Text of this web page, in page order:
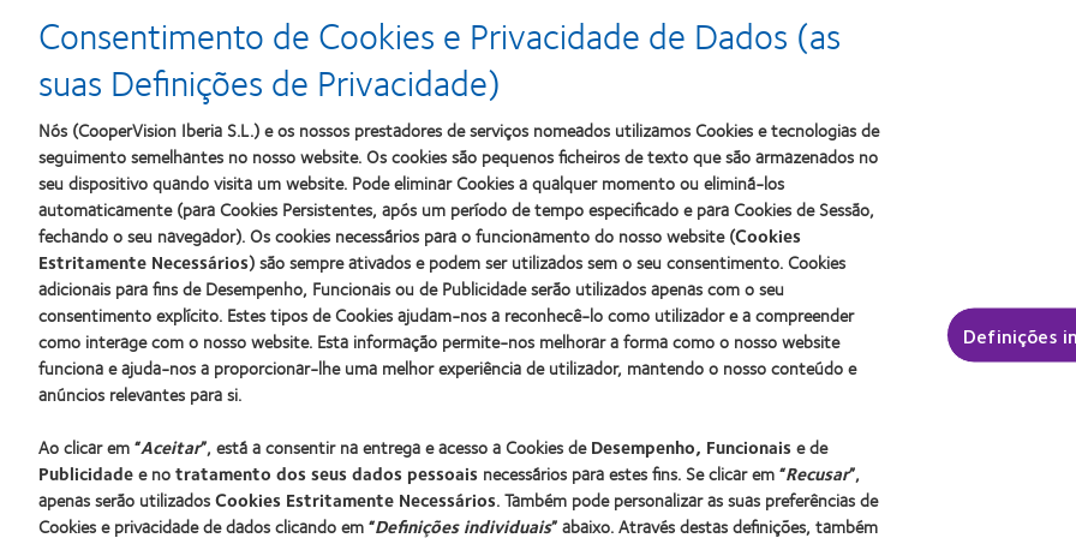
Learn
about
Silmo
d’Or
para
o
melhor
produto
com
MyDay™
(2013)
Learn
more
about
do
Ano
para
Lentes
de
Contacto
(2013)
Learn
more
about
&
2010
Melhores
Empresas
para
Líderes
(2012)
Learn
Best
Factory
Awards
(2011)
Learn
ODMA
2011
(2011)
Os nossos produtos
Tecnologia de lentes de contacto
Encontre as suas lentes
Procurar um centro
Lentes de contacto e a visão
Novo utilizador
Utilizador experiente
Sobre a CooperVision
Carreiras na CooperVision
Consentimento de Cookies e Privacidade de Dados (as
suas Definições de Privacidade)
Nós (CooperVision Iberia S.L.) e os nossos prestadores de serviços nomeados utilizamos Cookies e tecnologias de
seguimento semelhantes no nosso website. Os cookies são pequenos ficheiros de texto que são armazenados no
seu dispositivo quando visita um website. Pode eliminar Cookies a qualquer momento ou eliminá-los
automaticamente (para Cookies Persistentes, após um período de tempo especificado e para Cookies de Sessão,
fechando o seu navegador). Os cookies necessários para o funcionamento do nosso website (Cookies
Estritamente Necessários) são sempre ativados e podem ser utilizados sem o seu consentimento. Cookies
adicionais para fins de Desempenho, Funcionais ou de Publicidade serão utilizados apenas com o seu
consentimento explícito. Estes tipos de Cookies ajudam-nos a reconhecê-lo como utilizador e a compreender
como interage com o nosso website. Esta informação permite-nos melhorar a forma como o nosso website
funciona e ajuda-nos a proporcionar-lhe uma melhor experiência de utilizador, mantendo o nosso conteúdo e
anúncios relevantes para si.
Ao clicar em “Aceitar”, está a consentir na entrega e acesso a Cookies deDesempenho, Funcionaise de
Publicidadee notratamento dos seus dados pessoais necessários para estes fins. Se clicar em “Recusar”,
apenas serão utilizadosCookies Estritamente Necessários. Também pode personalizar as suas preferências de
Cookies e privacidade de dados clicando em “Definições individuais” abaixo. Através destas definições, também
Definições